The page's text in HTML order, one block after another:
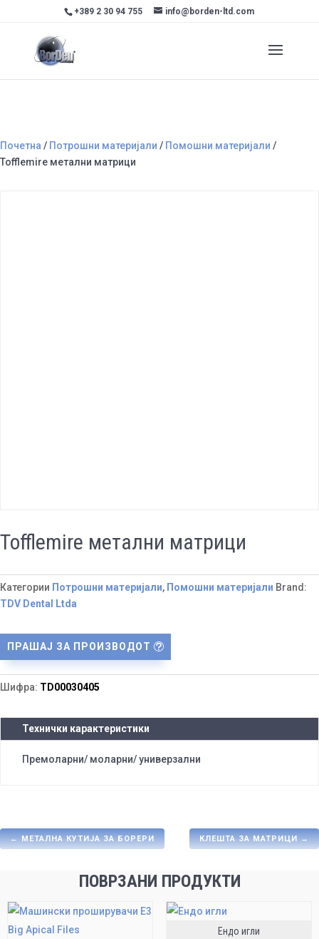
+389 2 30 94 755 info@borden-ltd.com
Почетна / Потрошни материјали / Помошни материјали /
Tofflemire метални матрици
Tofflemire метални матрици
Категории Потрошни материјали, Помошни материјали Brand:
TDV Dental Ltda
ПРАШАЈ ЗА ПРОИЗВОДОТ
Шифра: TD00030405
Технички карактеристики
Премоларни/ моларни/ универзални
←МЕТАЛНА КУТИЈА ЗА БОРЕРИ КЛЕШТА ЗА МАТРИЦИ→
ПОВРЗАНИ ПРОДУКТИ
Ендо игли